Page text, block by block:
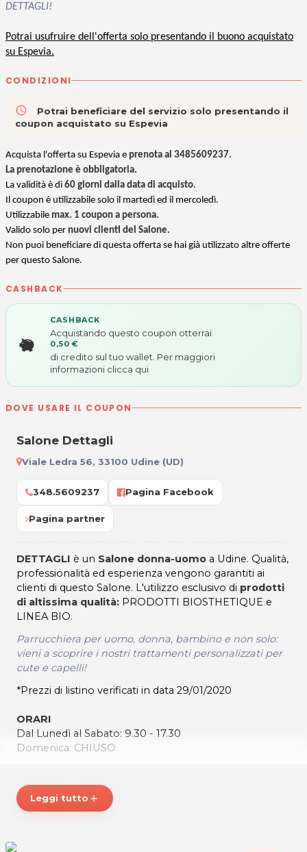
DETTAGLI!
Potrai usufruire dell'offerta solo presentando il buono acquistato
su Espevia.
CONDIZIONI
access_time
Potrai beneficiare del servizio solo presentando il
coupon acquistato su Espevia
Acquista l'offerta su Espevia e prenota al 3485609237.
La prenotazione è obbligatoria.
La validità è di 60 giorni dalla data di acquisto.
Il coupon è utilizzabile solo il martedì ed il mercoledì.
Utilizzabile max. 1 coupon a persona.
Valido solo per nuovi clienti del Salone.
Non puoi beneficiare di questa offerta se hai già utilizzato altre offerte
per questo Salone.
CASHBACK
CASHBACK
Acquistando questo coupon otterrai
0,50 €
di credito sul tuo wallet. Per maggiori
informazioni clicca qui
DOVE USARE IL COUPON
Salone Dettagli
Viale Ledra 56, 33100 Udine (UD)
348.5609237 Pagina Facebook
Pagina partner
DETTAGLI è un Salone donna-uomo a Udine. Qualità,
professionalità ed esperienza vengono garantiti ai
clienti di questo Salone. L'utilizzo esclusivo di prodotti
di altissima qualità: PRODOTTI BIOSTHETIQUE e
LINEA BIO.
Parrucchiera per uomo, donna, bambino e non solo:
vieni a scoprire i nostri trattamenti personalizzati per
cute e capelli!
*Prezzi di listino verificati in data 29/01/2020
ORARI
Dal Lunedì al Sabato: 9.30 - 17.30
Domenica: CHIUSO
Viale Ledra, 56
33100 Udine
Leggi tutto add